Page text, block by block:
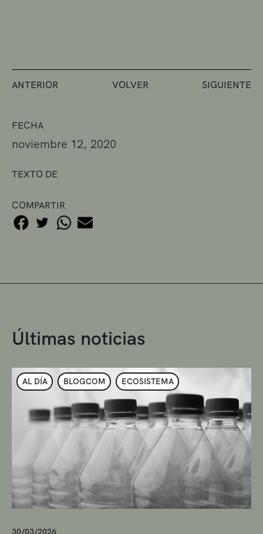
FECHA
noviembre 12, 2020
TEXTO DE
COMPARTIR
ANTERIOR VOLVER SIGUIENTE
Últimas noticias
AL DÍA BLOGCOM ECOSISTEMA
30/03/2026